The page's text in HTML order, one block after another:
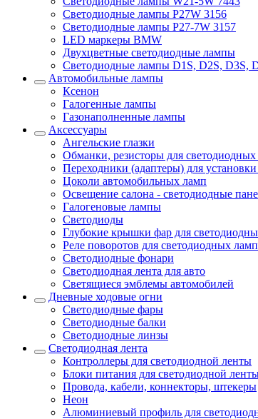
Светодиодные лампы P27W 3156
Светодиодные лампы P27-7W 3157
LED маркеры BMW
Двухцветные светодиодные лампы
Светодиодные лампы D1S, D2S, D3S,
Автомобильные лампы
Ксенон
Галогенные лампы
Газонаполненные лампы
Аксессуары
Ангельские глазки
Обманки, резисторы для
Переходники (адаптеры) для
Цоколи автомобильных ламп
Освещение салона - светодиодные
Галогеновые лампы
Светодиоды
Глубокие крышки фар для
Реле поворотов для светодиодных ламп
Светодиодные фонари
Светодиодная лента для авто
Светящиеся эмблемы автомобилей
Дневные ходовые огни
Светодиодные фары
Светодиодные балки
Светодиодные линзы
Светодиодная лента
Контроллеры для светодиодной ленты
Блоки питания для светодиодной
Провода, кабели, коннекторы, штекеры
Неон
Алюминиевый профиль для